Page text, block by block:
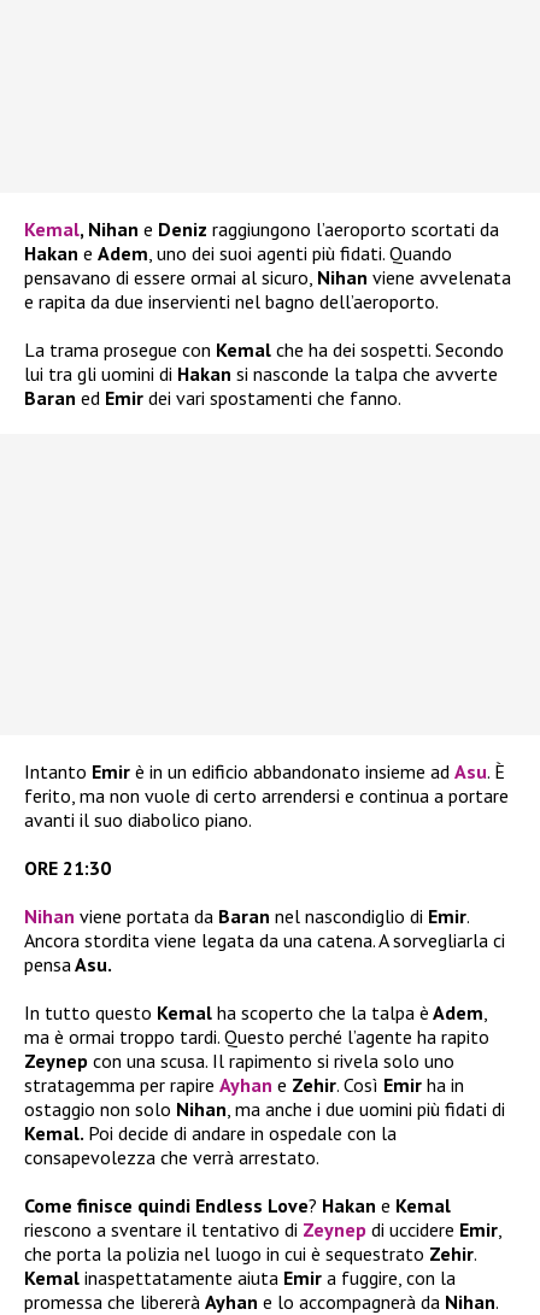
Kemal, Nihan e Deniz raggiungono l’aeroporto scortati da
Hakan e Adem , uno dei suoi agenti più fidati. Quando
pensavano di essere ormai al sicuro, Nihan viene avvelenata
e rapita da due inservienti nel bagno dell’aeroporto.
La trama prosegue con Kemal che ha dei sospetti. Secondo
lui tra gli uomini di Hakan si nasconde la talpa che avverte
Baran ed Emir dei vari spostamenti che fanno.
Intanto Emir è in un edificio abbandonato insieme ad Asu. È
ferito, ma non vuole di certo arrendersi e continua a portare
avanti il suo diabolico piano.
ORE 21:30
Nihan viene portata da Baran nel nascondiglio di Emir.
Ancora stordita viene legata da una catena. A sorvegliarla ci
pensa Asu.
In tutto questo Kemal ha scoperto che la talpa è Adem
ma è ormai troppo tardi. Questo perché l’agente ha rapito
Zeynep con una scusa. Il rapimento si rivela solo uno
stratagemma per rapire Ayhan e Zehir. Così Emir ha in
ostaggio non solo Nihan , ma anche i due uomini più fidati di
Kemal. Poi decide di andare in ospedale con la
consapevolezza che verrà arrestato.
Come finisce quindi Endless Love? Hakan e Kemal
riescono a sventare il tentativo di Zeynep di uccidere Emir
che porta la polizia nel luogo in cui è sequestrato Zehir.
Kemal inaspettatamente aiuta Emir a fuggire, con la
promessa che libererà Ayhan e lo accompagnerà da Nihan.